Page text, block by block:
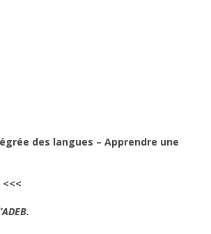
des langues – Apprendre une
<<<